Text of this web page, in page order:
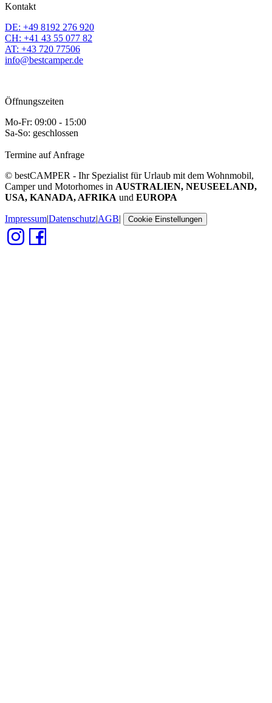
Kontakt
DE: +49 8192 276 920
CH: +41 43 55 077 82
AT: +43 720 77506
info@bestcamper.de
Öffnungszeiten
Mo-Fr: 09:00 - 15:00
Sa-So: geschlossen
Termine auf Anfrage
© bestCAMPER - Ihr Spezialist für Urlaub mit dem Wohnmobil,
Camper und Motorhomes in AUSTRALIEN, NEUSEELAND,
USA, KANADA, AFRIKA und EUROPA
Impressum|Datenschutz|AGB| Cookie Einstellungen